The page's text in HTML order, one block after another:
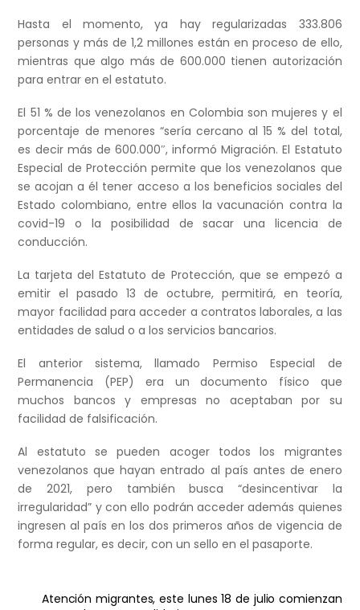
Hasta el momento, ya hay regularizadas 333.806
personas y más de 1,2 millones están en proceso de ello,
mientras que algo más de 600.000 tienen autorización
para entrar en el estatuto.
El 51 % de los venezolanos en Colombia son mujeres y el
porcentaje de menores “sería cercano al 15 % del total,
es decir más de 600.000″, informó Migración. El Estatuto
Especial de Protección permite que los venezolanos que
se acojan a él tener acceso a los beneficios sociales del
Estado colombiano, entre ellos la vacunación contra la
covid-19 o la posibilidad de sacar una licencia de
conducción.
La tarjeta del Estatuto de Protección, que se empezó a
emitir el pasado 13 de octubre, permitirá, en teoría,
mayor facilidad para acceder a contratos laborales, a las
entidades de salud o a los servicios bancarios.
El anterior sistema, llamado Permiso Especial de
Permanencia (PEP) era un documento físico que
muchos bancos y empresas no aceptaban por su
facilidad de falsificación.
Al estatuto se pueden acoger todos los migrantes
venezolanos que hayan entrado al país antes de enero
de 2021, pero también busca “desincentivar la
irregularidad” y con ello podrán acceder además quienes
ingresen al país en los dos primeros años de vigencia de
forma regular, es decir, con un sello en el pasaporte.
Atención migrantes, este lunes 18 de julio comienzan